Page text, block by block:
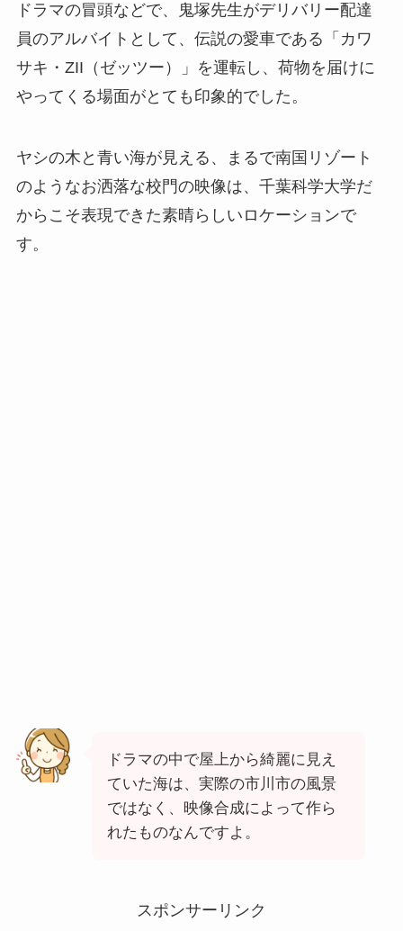
ドラマの冒頭などで、鬼塚先生がデリバリー配達
員のアルバイトとして、伝説の愛車である「カワ
サキ・ZII（ゼッツー）」を運転し、荷物を届けに
やってくる場面がとても印象的でした。
ヤシの木と青い海が見える、まるで南国リゾート
のようなお洒落な校門の映像は、千葉科学大学だ
からこそ表現できた素晴らしいロケーションで
す。
ドラマの中で屋上から綺麗に見え
ていた海は、実際の市川市の風景
ではなく、映像合成によって作ら
れたものなんですよ。
スポンサーリンク